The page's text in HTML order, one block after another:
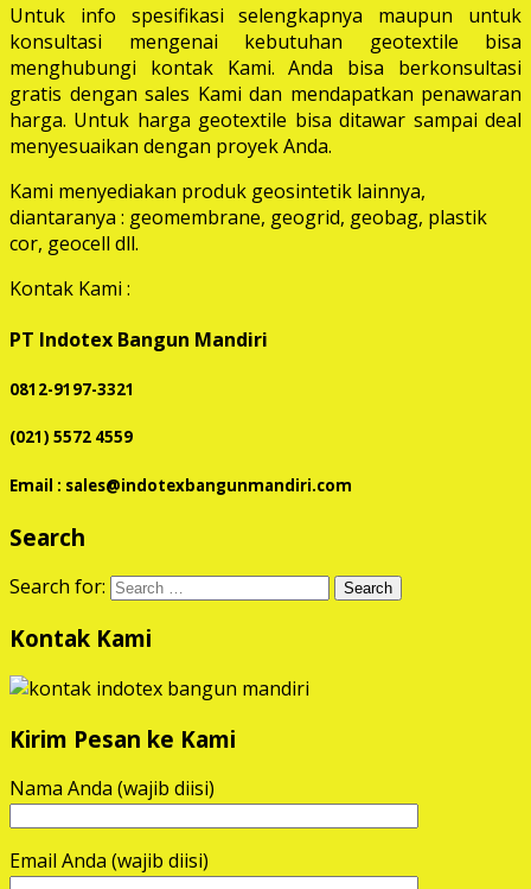
Untuk info spesifikasi selengkapnya maupun untuk
konsultasi mengenai kebutuhan geotextile bisa
menghubungi kontak Kami. Anda bisa berkonsultasi
gratis dengan sales Kami dan mendapatkan penawaran
harga. Untuk harga geotextile bisa ditawar sampai deal
menyesuaikan dengan proyek Anda.
Kami menyediakan produk geosintetik lainnya,
diantaranya : geomembrane, geogrid, geobag, plastik
cor, geocell dll.
Kontak Kami :
PT Indotex Bangun Mandiri
0812-9197-3321
(021) 5572 4559
Email : sales@indotexbangunmandiri.com
Search
Search for:
Kontak Kami
Kirim Pesan ke Kami
Nama Anda (wajib diisi)
Email Anda (wajib diisi)